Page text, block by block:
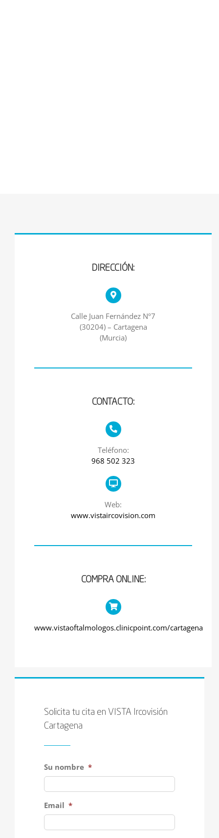
DIRECCIÓN:
Calle Juan Fernández Nº7
(30204) – Cartagena
(Murcia)
CONTACTO:
Teléfono:
968 502 323
Web:
www.vistaircovision.com
COMPRA ONLINE:
www.vistaoftalmologos.clinicpoint.com/cartagena
Solicita tu cita en VISTA Ircovisión
Cartagena
Su nombre *
Email *